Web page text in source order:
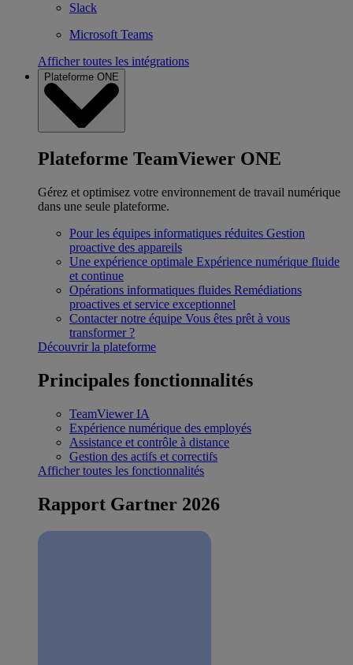
Slack
Microsoft Teams
Afficher toutes les intégrations
Plateforme ONE
Plateforme TeamViewer ONE
Gérez et optimisez votre environnement de travail numérique
dans une seule plateforme.
Pour les équipes informatiques réduites Gestion
proactive des appareils
Une expérience optimale Expérience numérique fluide
et continue
Opérations informatiques fluides Remédiations
proactives et service exceptionnel
Contacter notre équipe Vous êtes prêt à vous
transformer ?
Découvrir la plateforme
Principales fonctionnalités
TeamViewer IA
Expérience numérique des employés
Assistance et contrôle à distance
Gestion des actifs et correctifs
Afficher toutes les fonctionnalités
Rapport Gartner 2026